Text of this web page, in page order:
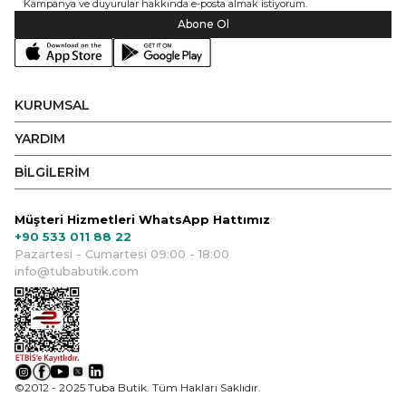
Kampanya ve duyurular hakkında e-posta almak istiyorum.
Abone Ol
KURUMSAL
YARDIM
BİLGİLERİM
Müşteri Hizmetleri WhatsApp Hattımız
+90 533 011 88 22
Pazartesi - Cumartesi 09:00 - 18:00
info@tubabutik.com
©2012 - 2025 Tuba Butik. Tüm Hakları Saklıdır.